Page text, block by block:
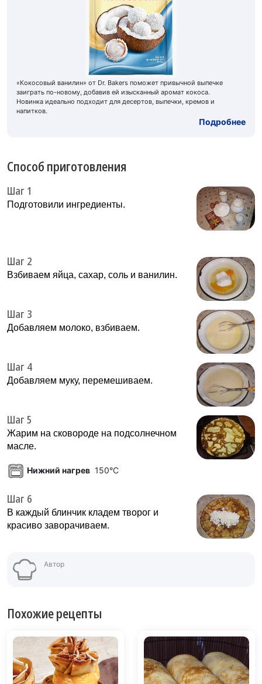
«Кокосовый ванилин» от Dr. Bakers поможет привычной выпечке
заиграть по-новому, добавив ей изысканный аромат кокоса.
Новинка идеально подходит для десертов, выпечки, кремов и
напитков.
Подробнее
Способ приготовления
Шаг 1
Подготовили ингредиенты.
Шаг 2
Взбиваем яйца, сахар, соль и ванилин.
Шаг 3
Добавляем молоко, взбиваем.
Шаг 4
Добавляем муку, перемешиваем.
Шаг 5
Жарим на сковороде на подсолнечном
масле.
Нижний нагрев 150°C
Шаг 6
В каждый блинчик кладем творог и
красиво заворачиваем.
Автор
Похожие рецепты